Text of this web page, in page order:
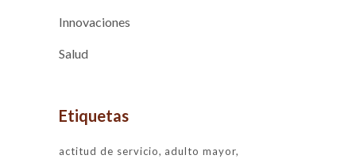
Innovaciones
Salud
Etiquetas
actitud de servicio
adulto mayor